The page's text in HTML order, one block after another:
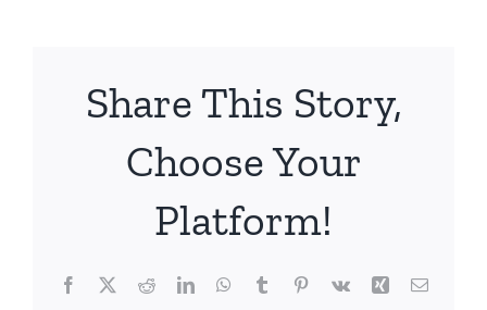
Share This Story,
Choose Your
Platform!
Facebook
X RedditLinkedInWhatsApp
TumblrPinterest
Vk Xing Email